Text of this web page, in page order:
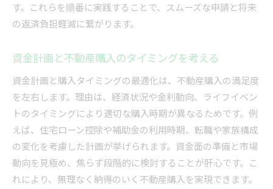
す。これらを順番に実践することで、スムーズな申請と将来
の返済負担軽減に繋がります。
資金計画と不動産購入のタイミングを考える
資金計画と購入タイミングの最適化は、不動産購入の満足度
を左右します。理由は、経済状況や金利動向、ライフイベン
トのタイミングにより適切な購入時期が異なるためです。例
えば、住宅ローン控除や補助金の利用時期、転職や家族構成
の変化を考慮した計画が挙げられます。資金面の準備と市場
動向を見極め、焦らず段階的に検討することが肝心です。こ
れにより、無理なく納得のいく不動産購入を実現できます。